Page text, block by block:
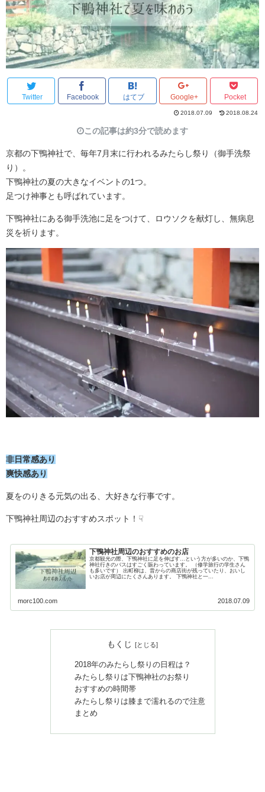
Twitter Facebook はてブ Google+ Pocket
2018.07.09 2018.08.24
この記事は約3分で読めます
京都の下鴨神社で、毎年7月末に行われるみたらし祭り（御手洗祭
り）。
下鴨神社の夏の大きなイベントの1つ。
足つけ神事とも呼ばれています。
下鴨神社にある御手洗池に足をつけて、ロウソクを献灯し、無病息
災を祈ります。
非日常感あり
爽快感あり
夏をのりきる元気の出る、大好きな行事です。
下鴨神社周辺のおすすめスポット！☟
下鴨神社周辺のおすすめのお店
京都観光の際、下鴨神社に足を伸ばす…という方が多いのか、下鴨
神社行きのバスはすごく賑わっています。 （修学旅行の学生さん
も多いです） 出町柳は、昔からの商店街が残っていたり、おいし
いお店が周辺にたくさんあります。 下鴨神社と一...
morc100.com 2018.07.09
もくじ
2018年のみたらし祭りの日程は？
みたらし祭りは下鴨神社のお祭り
おすすめの時間帯
みたらし祭りは膝まで濡れるので注意
まとめ